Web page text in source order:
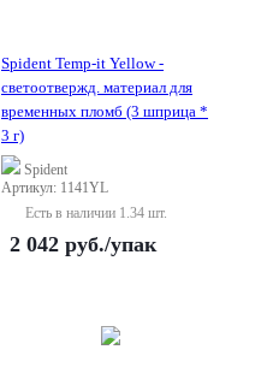
Spident Temp-it Yellow -
светоотвержд. материал для
временных пломб (3 шприца *
3 г)
Spident
Артикул: 1141YL
Есть в наличии 1.34 шт.
2 042 руб./упак